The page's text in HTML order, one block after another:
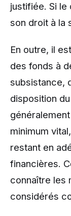
justifiée. Si
son droit à la
En outre, il
des fonds à
subsistance,
disposition
minimum
restant en
financières.
connaître les
considérés